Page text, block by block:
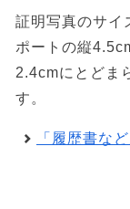
証明写真のサイ
ポートの縦
2.4cmにとどま
す。
「履歴書な